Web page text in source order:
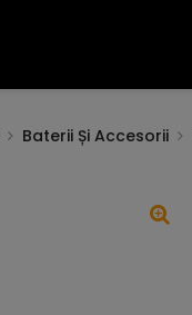
Baterii Și Accesorii